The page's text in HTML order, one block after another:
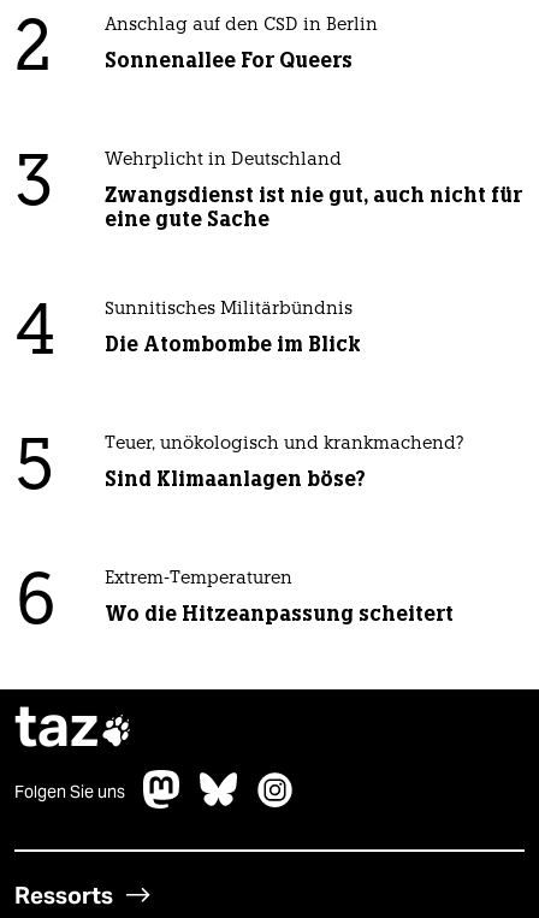
2 Anschlag auf den CSD in Berlin
Sonnenallee For Queers
3 Wehrplicht in Deutschland
Zwangsdienst ist nie gut, auch nicht für
eine gute Sache
4 Sunnitisches Militärbündnis
Die Atombombe im Blick
5 Teuer, unökologisch und krankmachend?
Sind Klimaanlagen böse?
6 Extrem-Temperaturen
Wo die Hitzeanpassung scheitert
taz
Folgen Sie uns
Ressorts